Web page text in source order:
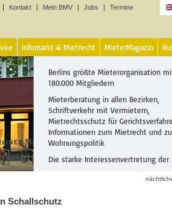
Kontakt Mein BMV Jobs Termine
Infomarkt & Mietrecht MieterMagazin
Berlins größte Mieterorganisation
180.000 Mitgliedern
Mieterberatung in allen Bezirken,
Schriftverkehr mit Vermietern,
Mietrechtsschutz für
Informationen zum Mietrecht und
Wohnungspolitik
Die starke Interessenvertretung der
Schallschutz